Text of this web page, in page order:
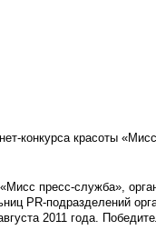
конкурса красоты
пресс-служба»,
PR-подразделений
2011 года.